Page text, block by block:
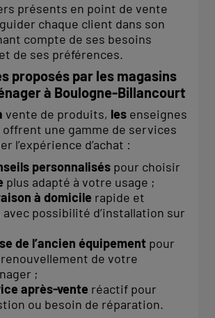
présents en point de vente
chaque client dans son
compte de ses besoins
de ses préférences.
proposés par les magasins
à Boulogne-Billancourt
vente de produits, les enseignes
une gamme de services
l’expérience d’achat :
personnalisés pour choisir
plus adapté à votre usage ;
à domicile rapide et
possibilité d’installation sur
de l’ancien équipement pour
renouvellement de votre
;
après-vente réactif pour
ou besoin de réparation.